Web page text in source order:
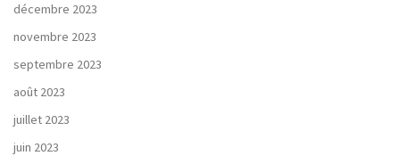
décembre 2023
novembre 2023
septembre 2023
août 2023
juillet 2023
juin 2023